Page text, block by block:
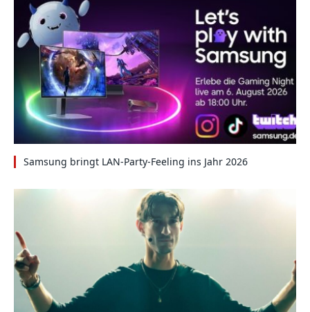
Samsung bringt LAN-Party-Feeling ins Jahr 2026